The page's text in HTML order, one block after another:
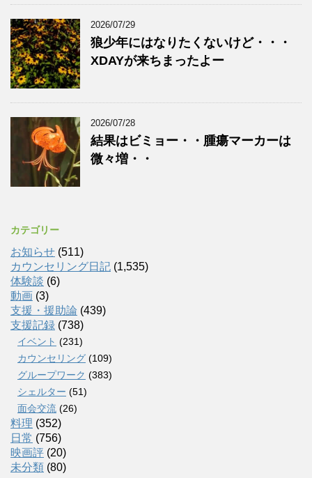
2026/07/29
狼少年にはなりたくないけど・・・
XDAYが来ちまったよー
2026/07/28
結果はビミョー・・腫瘍マーカーは
微々増・・
カテゴリー
お知らせ (511)
カウンセリング日記 (1,535)
体験談 (6)
動画 (3)
支援・援助論 (439)
支援記録 (738)
イベント (231)
カウンセリング (109)
グループワーク (383)
シェルター (51)
面会交流 (26)
料理 (352)
日常 (756)
映画評 (20)
未分類 (80)